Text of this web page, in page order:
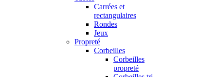
Carrées et
rectangulaires
Rondes
Jeux
Propreté
Corbeilles
Corbeilles
propreté